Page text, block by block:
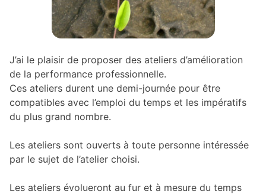
J’ai le plaisir de proposer des ateliers d’amélioration
de la performance professionnelle.
Ces ateliers durent une demi-journée pour être
compatibles avec l’emploi du temps et les impératifs
du plus grand nombre.
Les ateliers sont ouverts à toute personne intéressée
par le sujet de l’atelier choisi.
Les ateliers évolueront au fur et à mesure du temps